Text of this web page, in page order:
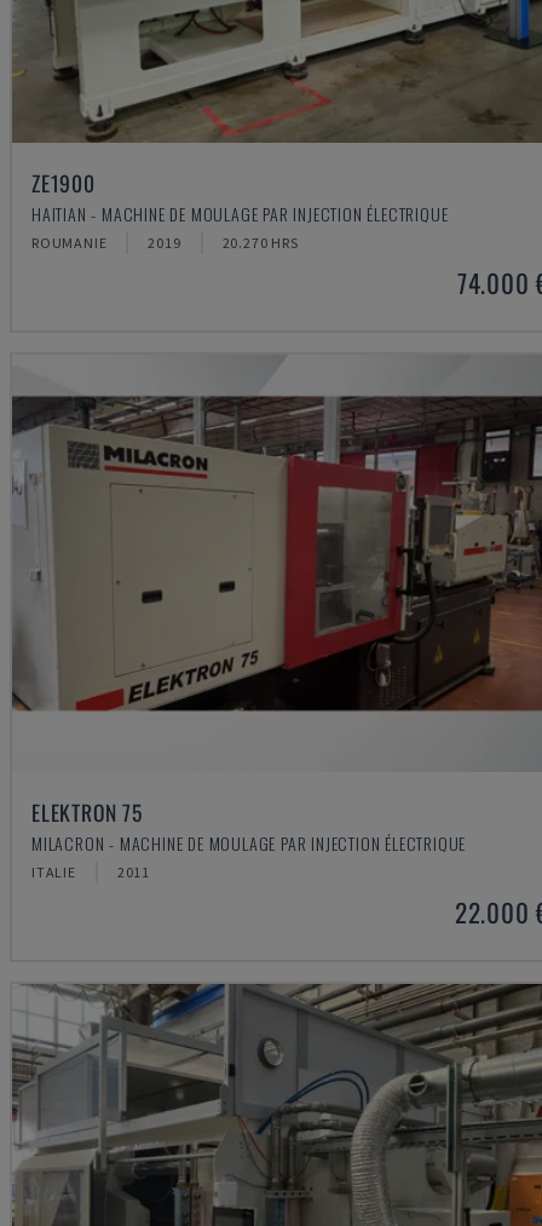
ZE1900
HAITIAN - MACHINE DE MOULAGE PAR INJECTION ÉLECTRIQUE
ROUMANIE 2019 20.270 HRS
74.000
ELEKTRON 75
MILACRON - MACHINE DE MOULAGE PAR INJECTION ÉLECTRIQUE
ITALIE 2011
22.000